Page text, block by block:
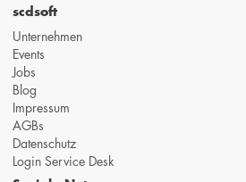
scdsoft
Unternehmen
Events
Jobs
Blog
Impressum
AGBs
Datenschutz
Login Service Desk